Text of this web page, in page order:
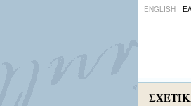
ENGLISH